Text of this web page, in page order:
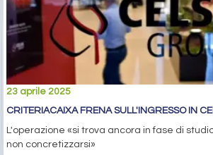
23 aprile 2025
CRITERIACAIXA FRENA SULL'INGRESSO IN
L'operazione «si trova ancora in fase di
non concretizzarsi»